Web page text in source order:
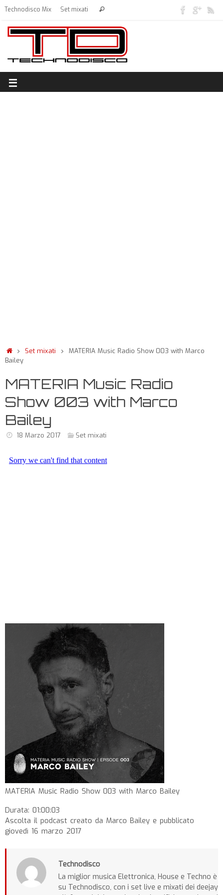
Technodisco Mix Set mixati
Set mixati
MATERIA Music Radio Show 003 with Marco
Bailey
MATERIA Music Radio
Show 003 with Marco
Bailey
18 Marzo 2017 Set mixati
MATERIA Music Radio Show 003 with Marco Bailey
Durata: 01:00:03
Ascolta il podcast creato da Marco Bailey e pubblicato
giovedì 16 marzo 2017
Technodisco
La miglior musica Elettronica, House e Techno è
su Technodisco, con i set live e mixati dei deejay